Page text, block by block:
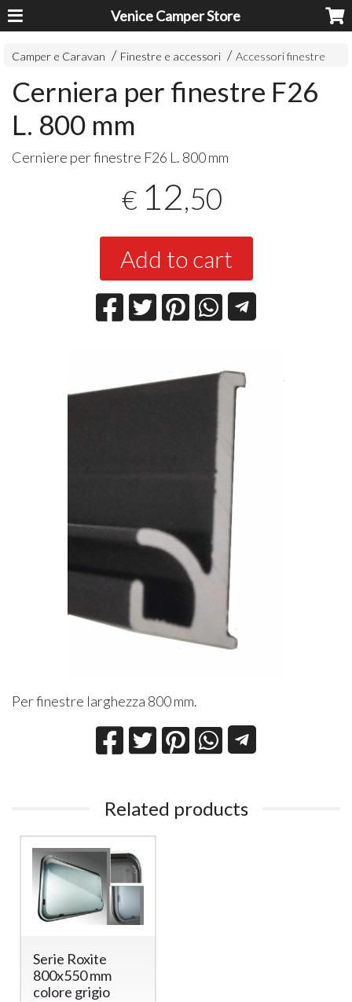
Venice Camper Store
Camper e Caravan Finestre e accessori Accessori finestre
Cerniera per finestre F26
L. 800 mm
Cerniere per finestre F26 L. 800 mm
€ 12,50
Add to cart
Per finestre larghezza 800 mm.
Related products
Serie Roxite
800x550 mm
colore grigio